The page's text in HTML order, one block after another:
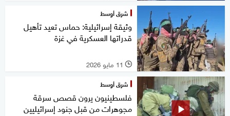
شرق أوسط
وثيقة إسرائيلية: حماس تعيد تأهيل
قدراتها العسكرية في غزة
l 11 مايو 2026
شرق أوسط
فلسطينيون يرون قصص سرقة
مجوهرات من قبل جنود إسرائيليين